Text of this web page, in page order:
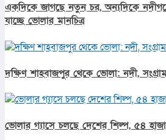
একদিকে জাগছে নতুন চর, অন্যদিকে
যাচ্ছে ভোলার মানচিত্র
দক্ষিণ শাহবাজপুর থেকে ভোলা: নদী,
ভোলার গ্যাসে চলছে দেশের শিল্প, ৫৪